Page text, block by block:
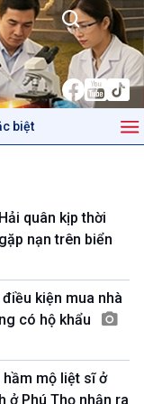
biệt
Việt Nam
biên giới và hải
biển, đảo Việt
VOV1
quân kịp thời
nạn trên biển
kiện mua nhà
có hộ khẩu
mộ liệt sĩ ở
ở Phú Thọ nhận ra